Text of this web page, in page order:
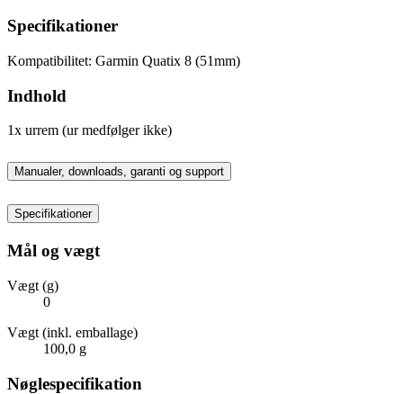
Specifikationer
Kompatibilitet: Garmin Quatix 8 (51mm)
Indhold
1x urrem (ur medfølger ikke)
Manualer, downloads, garanti og support
Specifikationer
Mål og vægt
Vægt (g)
0
Vægt (inkl. emballage)
100,0 g
Nøglespecifikation